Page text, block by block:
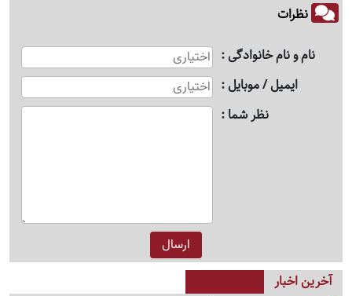
نظرات
نام و نام خانوادگی
ایمیل / موبایل
نظر شما
آخرین اخبار